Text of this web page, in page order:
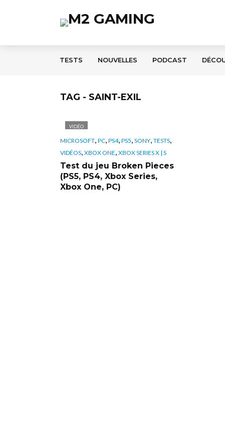
TESTS NOUVELLES PODCAST
TAG - SAINT-EXIL
VIDÉO
MICROSOFT, PC, PS4, PS5, SONY, TESTS,
VIDÉOS, XBOX ONE, XBOX SERIES X | S
Test du jeu Broken Pieces
(PS5, PS4, Xbox Series,
Xbox One, PC)